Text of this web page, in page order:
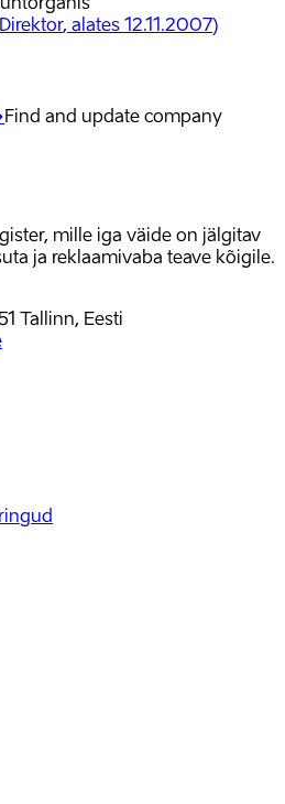
Direktor, alates 12.11.2007)
Find and update company
mille iga väide on jälgitav
ja reklaamivaba teave kõigile.
Tallinn, Eesti